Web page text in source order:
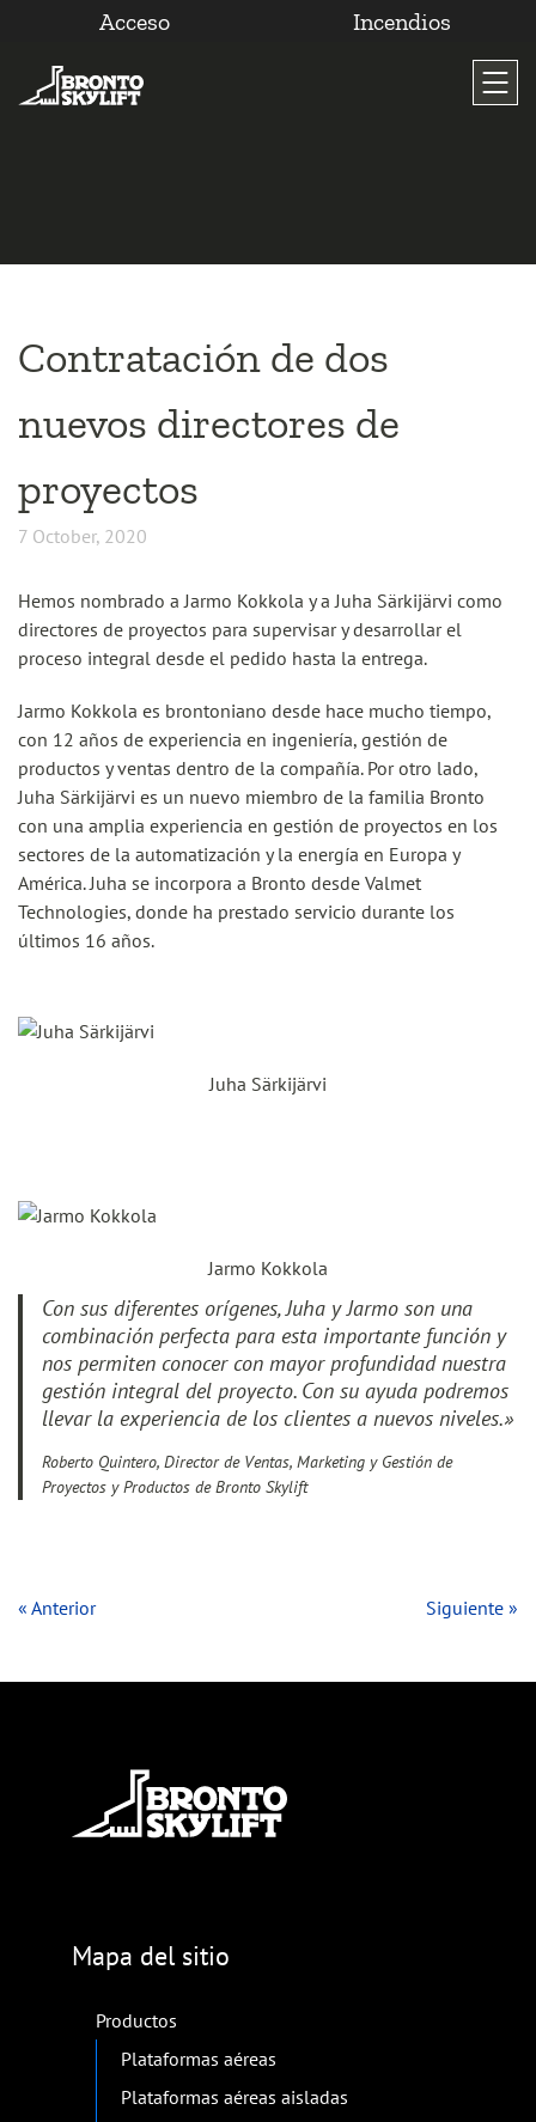
contenido
Acceso Incendios
Contratación de dos
nuevos directores de
proyectos
7 October, 2020
Hemos nombrado a Jarmo Kokkola y a Juha Särkijärvi como
directores de proyectos para supervisar y desarrollar el
proceso integral desde el pedido hasta la entrega.
Jarmo Kokkola es brontoniano desde hace mucho tiempo,
con 12 años de experiencia en ingeniería, gestión de
productos y ventas dentro de la compañía. Por otro lado,
Juha Särkijärvi es un nuevo miembro de la familia Bronto
con una amplia experiencia en gestión de proyectos en los
sectores de la automatización y la energía en Europa y
América. Juha se incorpora a Bronto desde Valmet
Technologies, donde ha prestado servicio durante los
últimos 16 años.
Jarmo Kokkola
Juha Särkijärvi
Con sus diferentes orígenes, Juha y Jarmo son una
combinación perfecta para esta importante función y
nos permiten conocer con mayor profundidad nuestra
gestión integral del proyecto. Con su ayuda podremos
llevar la experiencia de los clientes a nuevos niveles.»
Roberto Quintero, Director de Ventas, Marketing y Gestión de
Proyectos y Productos deBronto Skylift
« Anterior Siguiente »
Mapa del sitio
Productos
Plataformas aéreas
Plataformas aéreas aisladas